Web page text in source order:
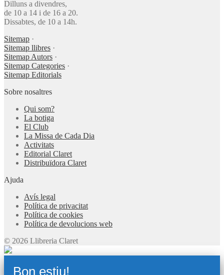
Dilluns a divendres,
de 10 a 14 i de 16 a 20.
Dissabtes, de 10 a 14h.
Sitemap ·
Sitemap llibres ·
Sitemap Autors ·
Sitemap Categories ·
Sitemap Editorials
Sobre nosaltres
Qui som?
La botiga
El Club
La Missa de Cada Dia
Activitats
Editorial Claret
Distribuïdora Claret
Ajuda
Avís legal
Política de privacitat
Política de cookies
Política de devolucions web
© 2026 Llibreria Claret
Bon estiu!